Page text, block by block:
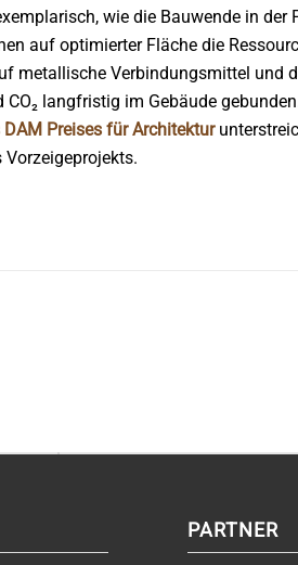
wie die Bauwende in der
auf optimierter Fläche die
metallische Verbindungsmittel und
CO₂ langfristig im Gebäude
Preises für Architektur
PARTNER